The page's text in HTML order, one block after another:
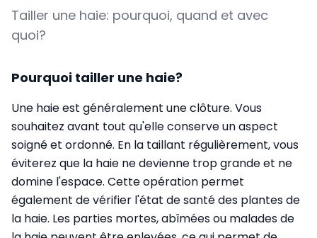
Tailler une haie: pourquoi, quand et avec
quoi?
Pourquoi tailler une haie?
Une haie est généralement une clôture. Vous
souhaitez avant tout qu'elle conserve un aspect
soigné et ordonné. En la taillant régulièrement, vous
éviterez que la haie ne devienne trop grande et ne
domine l'espace. Cette opération permet
également de vérifier l'état de santé des plantes de
la haie. Les parties mortes, abîmées ou malades de